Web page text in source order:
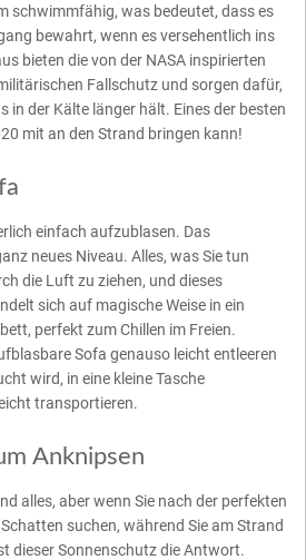
schwimmfähig, was bedeutet, dass es
bewahrt, wenn es versehentlich ins
bieten die von der NASA inspirierten
Fallschutz und sorgen dafür,
in der Kälte länger hält. Eines der besten
mit an den Strand bringen kann!
einfach aufzublasen. Das
neues Niveau. Alles, was Sie tun
die Luft zu ziehen, und dieses
sich auf magische Weise in ein
perfekt zum Chillen im Freien.
Sofa genauso leicht entleeren
wird, in eine kleine Tasche
transportieren.
Anknipsen
alles, aber wenn Sie nach der perfekten
suchen, während Sie am Strand
dieser Sonnenschutz die Antwort.